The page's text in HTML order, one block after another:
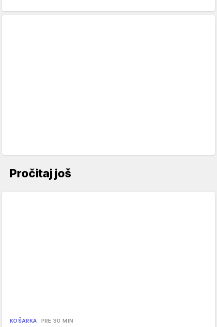
Pročitaj još
KOŠARKA PRE 30 MIN